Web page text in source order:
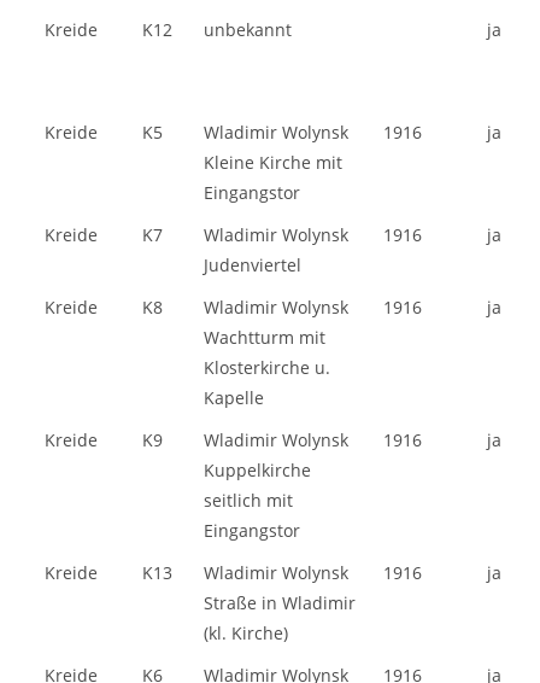
Kreide K12 unbekannt ja
Kreide K5
Wladimir Wolynsk
Kleine Kirche mit
Eingangstor
1916 ja
Kreide K7
Wladimir Wolynsk
Judenviertel
1916 ja
Kreide K8
Wladimir Wolynsk
Wachtturm mit
Klosterkirche u.
Kapelle
1916 ja
Kreide K9
Wladimir Wolynsk
Kuppelkirche
seitlich mit
Eingangstor
1916 ja
Kreide K13
Wladimir Wolynsk
Straße in Wladimir
(kl. Kirche)
1916 ja
Kreide K6
Wladimir Wolynsk
1916 ja